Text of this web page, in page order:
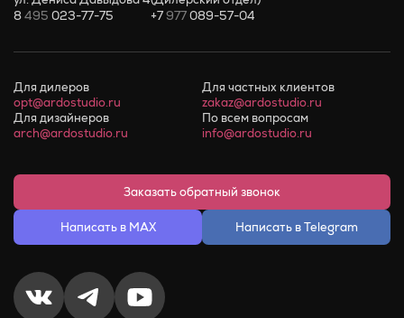
8495 023-77-75
+7977089-57-04
Для дилеров
opt@ardostudio.ru
Для частных клиентов
zakaz@ardostudio.ru
Для дизайнеров
arch@ardostudio.ru
По всем вопросам
info@ardostudio.ru
Заказать обратный звонок
Написать в MAX Написать в Telegram